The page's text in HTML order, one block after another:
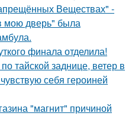
Веществах" -
мою дверь" была
финала отделила!
тайской заднице, ветер в
себя героиней
"магнит" причиной